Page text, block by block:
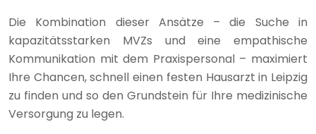
Die Kombination dieser Ansätze – die Suche in
kapazitätsstarken MVZs und eine empathische
Kommunikation mit dem Praxispersonal – maximiert
Ihre Chancen, schnell einen festen Hausarzt in Leipzig
zu finden und so den Grundstein für Ihre medizinische
Versorgung zu legen.